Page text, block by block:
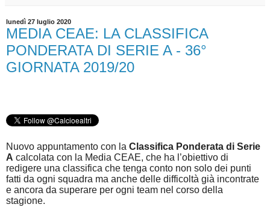
lunedì 27 luglio 2020
MEDIA CEAE: LA CLASSIFICA
PONDERATA DI SERIE A - 36°
GIORNATA 2019/20
Nuovo appuntamento con la Classifica Ponderata di Serie
A calcolata con la Media CEAE, che ha l’obiettivo di
redigere una classifica che tenga conto non solo dei punti
fatti da ogni squadra ma anche delle difficoltà già incontrate
e ancora da superare per ogni team nel corso della
stagione.